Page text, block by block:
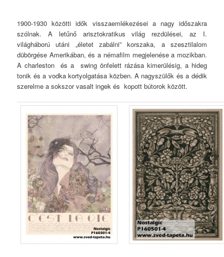
1900-1930 közötti idők visszaemlékezései a nagy időszakra
szólnak. A letűnő arisztokratikus világ rezdülései, az I.
világháború utáni „életet zabálni” korszaka, a szesztilalom
dübörgése Amerikában, és a némafilm megjelenése a mozikban.
A charleston és a swing önfelett rázása kimerülésig, a hideg
tonik és a vodka kortyolgatása közben. A nagyszülők és a dédik
szerelme a sokszor vasalt ingek és kopott bútorok között.